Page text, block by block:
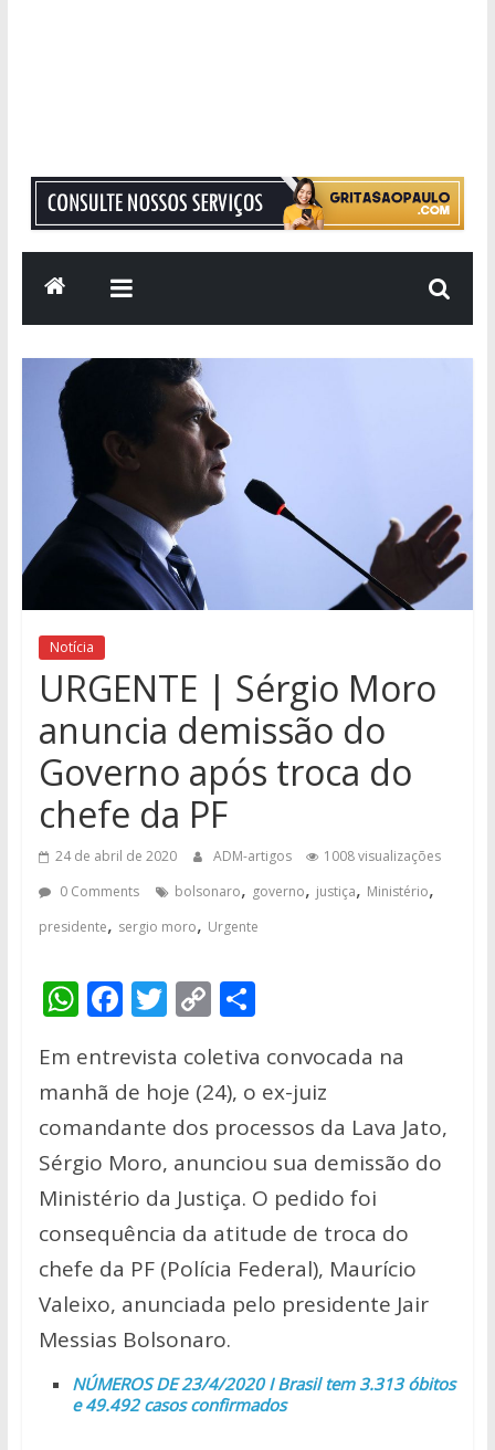
Grita
São
Paulo
Informação
Responsabilidade
Notícia
URGENTE | Sérgio Moro
anuncia demissão do
Governo após troca do
chefe da PF
24 de abril de 2020 ADM-artigos
1008 visualizações
0 Comments
bolsonaro, governo, justiça, Ministério,
presidente, sergio moro, Urgente
W
at
s
A
p
p
F
e
b
o
o
k
T
itt
er
C
p
y
Li
n
k
S
ar
e
Em entrevista coletiva convocada na
manhã de hoje (24), o ex-juiz
comandante dos processos da Lava Jato,
Sérgio Moro, anunciou sua demissão do
Ministério da Justiça. O pedido foi
consequência da atitude de troca do
chefe da PF (Polícia Federal), Maurício
Valeixo, anunciada pelo presidente Jair
Messias Bolsonaro.
NÚMEROS DE 23/4/2020 I Brasil tem 3.313 óbitos
e 49.492 casos confirmados